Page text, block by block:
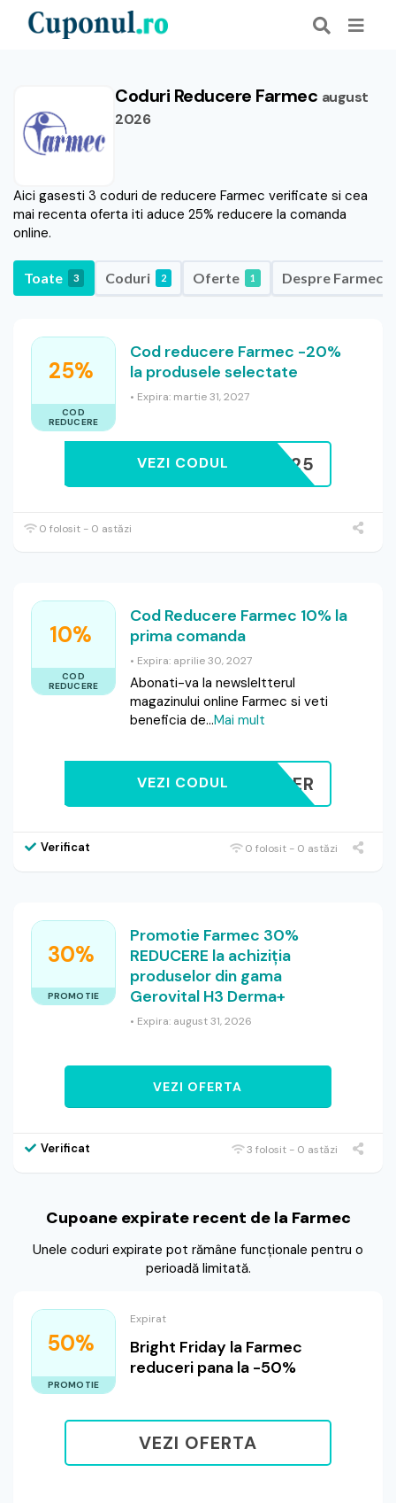
Coduri Reducere Farmec august
2026
Aici gasesti 3 coduri de reducere Farmec verificate si cea
mai recenta oferta iti aduce 25% reducere la comanda
online.
Toate 3 Coduri 2 Oferte 1 Despre Farmec
25%
COD
REDUCERE
Cod reducere Farmec -20%
la produsele selectate
• Expira: martie 31, 2027
EXTRA25
VEZI CODUL
0 folosit - 0 astăzi
10%
COD
REDUCERE
Cod Reducere Farmec 10% la
prima comanda
• Expira: aprilie 30, 2027
Abonati-va la newsleltterul
magazinului online Farmec si veti
beneficia de...Mai mult
EWSLETTER
VEZI CODUL
Verificat 0 folosit - 0 astăzi
30%
PROMOTIE
Promotie Farmec 30%
REDUCERE la achiziția
produselor din gama
Gerovital H3 Derma+
• Expira: august 31, 2026
VEZI OFERTA
Verificat 3 folosit - 0 astăzi
Cupoane expirate recent de la Farmec
Unele coduri expirate pot rămâne funcționale pentru o
perioadă limitată.
50%
PROMOTIE
Expirat
Bright Friday la Farmec
reduceri pana la -50%
VEZI OFERTA